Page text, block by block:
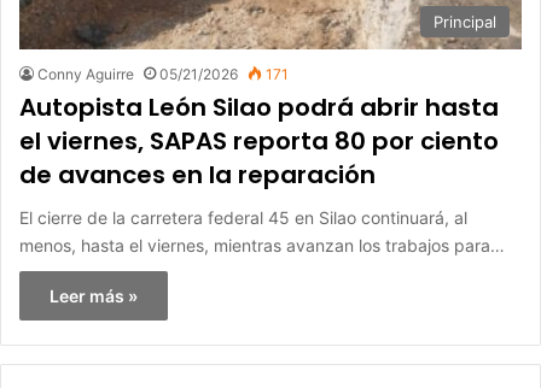
Principal
Conny Aguirre 05/21/2026 171
Autopista León Silao podrá abrir hasta
el viernes, SAPAS reporta 80 por ciento
de avances en la reparación
El cierre de la carretera federal 45 en Silao continuará, al
menos, hasta el viernes, mientras avanzan los trabajos para…
Leer más »